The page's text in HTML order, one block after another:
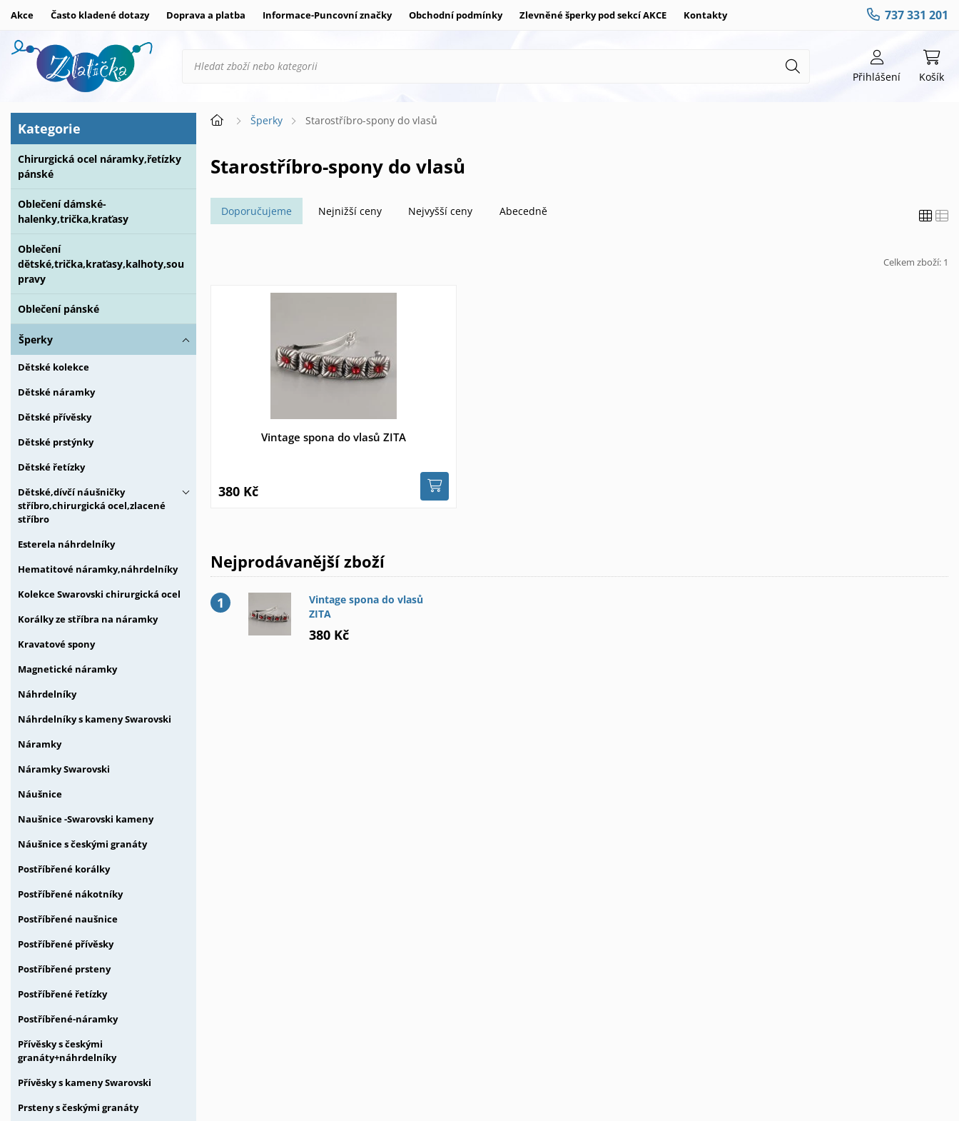
Akce Často kladené dotazy Doprava a platba Informace-Puncovní značky Obchodní podmínky Zlevněné šperky pod sekcí AKCE Kontakty 737 331 201
Přihlášení Košík
Kategorie
Chirurgická ocel náramky,řetízky
pánské
Oblečení dámské-
halenky,trička,kraťasy
Oblečení
dětské,trička,kraťasy,kalhoty,sou
pravy
Oblečení pánské
Šperky
Dětské kolekce
Dětské náramky
Dětské přívěsky
Dětské prstýnky
Dětské řetízky
Dětské,dívčí náušničky
stříbro,chirurgická ocel,zlacené
stříbro
Esterela náhrdelníky
Hematitové náramky,náhrdelníky
Kolekce Swarovski chirurgická ocel
Korálky ze stříbra na náramky
Kravatové spony
Magnetické náramky
Náhrdelníky
Náhrdelníky s kameny Swarovski
Náramky
Náramky Swarovski
Náušnice
Naušnice -Swarovski kameny
Náušnice s českými granáty
Postříbřené korálky
Postříbřené nákotníky
Postříbřené naušnice
Postříbřené přívěsky
Postříbřené prsteny
Postříbřené řetízky
Postříbřené-náramky
Přívěsky s českými
granáty+náhrdelníky
Přívěsky s kameny Swarovski
Prsteny s českými granáty
Šperky Starostříbro-spony do vlasů
Starostříbro-spony do vlasů
Doporučujeme Nejnižší ceny Nejvyšší ceny Abecedně
Celkem zboží: 1
Vintage spona do vlasů ZITA
380 Kč
Nejprodávanější zboží
Vintage spona do vlasů
ZITA
380 Kč